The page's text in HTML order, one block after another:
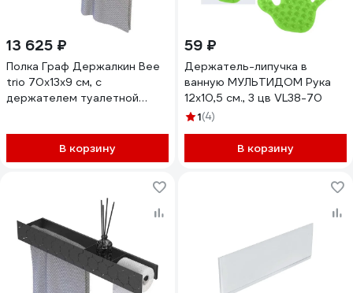
13 625 ₽
Полка Граф Держалкин Bee
trio 70x13x9 см, с
держателем туалетной
черная Fl-bee-trio70-tpp-ч
В корзину
59 ₽
Держатель-липучка в
ванную МУЛЬТИДОМ Рука
12х10,5 см., 3 цв VL38-70
1(4)
В корзину